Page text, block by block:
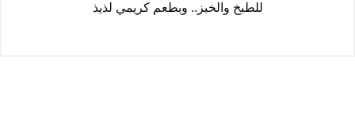
للطبخ والخبز.. وبطعم كريمي لذيذ